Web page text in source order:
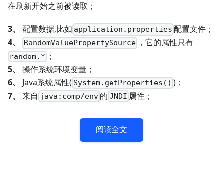
在刷新开始之前被读取；
3、 配置数据,比如 application.properties 配置文件；
4、
RandomValuePropertySource ，它的属性只有
random.*
；
5、
操作系统环境变量；
6、
Java系统属性( System.getProperties() )；
7、
来自 java:comp/env 的 JNDI 属性；
阅读全文